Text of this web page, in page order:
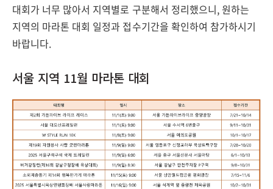
대회가 너무 많아서 지역별로 구분해서 정리했으니, 원하는
지역의 마라톤 대회 일정과 접수기간을 확인하여 참가하시기
바랍니다.
서울 지역 11월 마라톤 대회